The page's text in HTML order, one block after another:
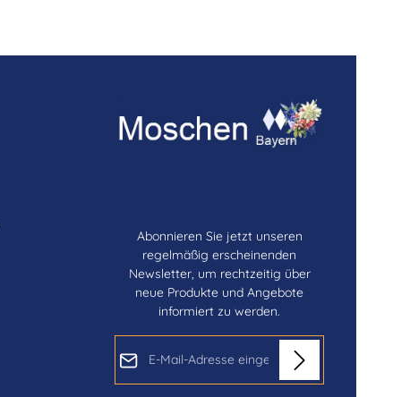
Abonnieren Sie jetzt unseren
regelmäßig erscheinenden
Newsletter, um rechtzeitig über
neue Produkte und Angebote
informiert zu werden.
E-Mail-Adresse*